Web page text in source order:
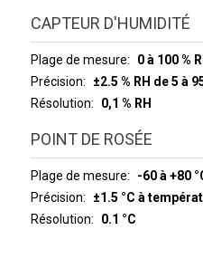
CAPTEUR D'HUMIDITÉ
Plage de mesure
0 à 100 %
Précision
±2.5 % RH de 5 à
Résolution
0,1 % RH
POINT DE ROSÉE
Plage de mesure
-60 à +80
Précision
±1.5 °C à
Résolution
0.1 °C